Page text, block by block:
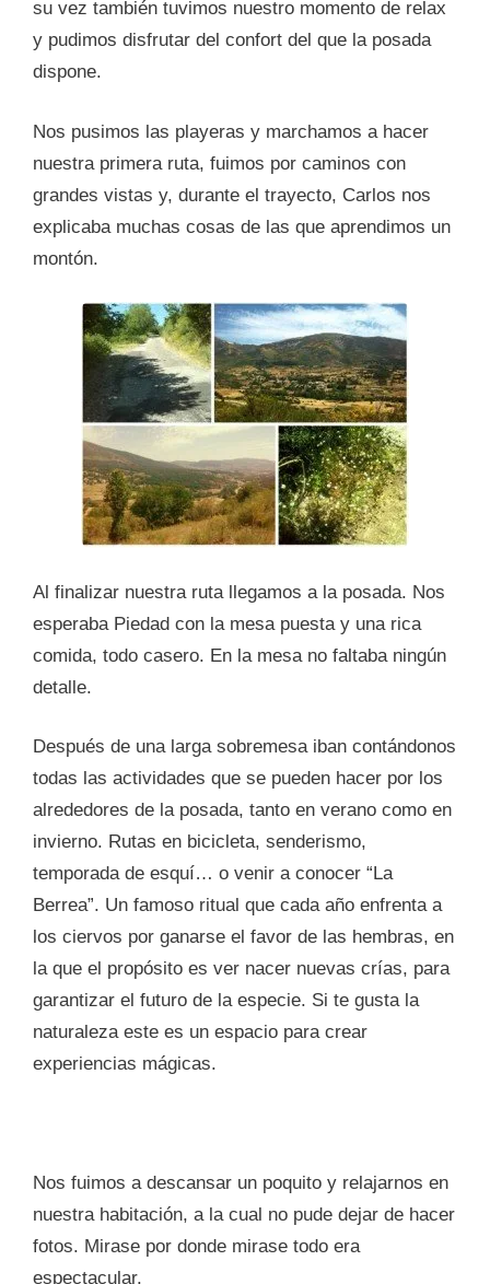
su vez también tuvimos nuestro momento de relax
y pudimos disfrutar del confort del que la posada
dispone.
Nos pusimos las playeras y marchamos a hacer
nuestra primera ruta, fuimos por caminos con
grandes vistas y, durante el trayecto, Carlos nos
explicaba muchas cosas de las que aprendimos un
montón.
Al finalizar nuestra ruta llegamos a la posada. Nos
esperaba Piedad con la mesa puesta y una rica
comida, todo casero. En la mesa no faltaba ningún
detalle.
Después de una larga sobremesa iban contándonos
todas las actividades que se pueden hacer por los
alrededores de la posada, tanto en verano como en
invierno. Rutas en bicicleta, senderismo,
temporada de esquí… o venir a conocer “La
Berrea”. Un famoso ritual que cada año enfrenta a
los ciervos por ganarse el favor de las hembras, en
la que el propósito es ver nacer nuevas crías, para
garantizar el futuro de la especie. Si te gusta la
naturaleza este es un espacio para crear
experiencias mágicas.
Nos fuimos a descansar un poquito y relajarnos en
nuestra habitación, a la cual no pude dejar de hacer
fotos. Mirase por donde mirase todo era
espectacular.